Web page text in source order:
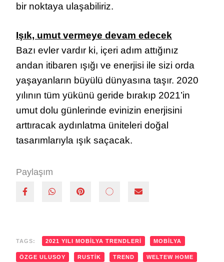
bir noktaya ulaşabiliriz.
Işık, umut vermeye devam edecek
Bazı evler vardır ki, içeri adım attığınız
andan itibaren ışığı ve enerjisi ile sizi orda
yaşayanların büyülü dünyasına taşır. 2020
yılının tüm yükünü geride bırakıp 2021’in
umut dolu günlerinde evinizin enerjisini
arttıracak aydınlatma üniteleri doğal
tasarımlarıyla ışık saçacak.
Paylaşım
TAGS: 2021 YILI MOBILYA TRENDLERI MOBILYA
ÖZGE ULUSOY RUSTIK TREND WELTEW HOME